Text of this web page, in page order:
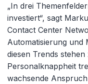
„In drei
investiert“, sagt
Contact Center
Automatisierung und
diesen Trends
Personalknappheit
wachsende